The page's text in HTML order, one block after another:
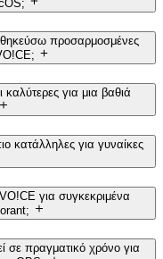
προσαρμοσμένες
καλύτερες για μια βαθιά
κατάλληλες για γυναίκες
για συγκεκριμένα
σε πραγματικό χρόνο για